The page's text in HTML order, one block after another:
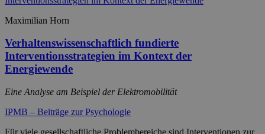
Maximilian Horn
Verhaltenswissenschaftlich fundierte
Interventionsstrategien im Kontext der
Energiewende
Eine Analyse am Beispiel der Elektromobilität
IPMB – Beiträge zur Psychologie
Für viele gesellschaftliche Problembereiche sind Interventionen zur